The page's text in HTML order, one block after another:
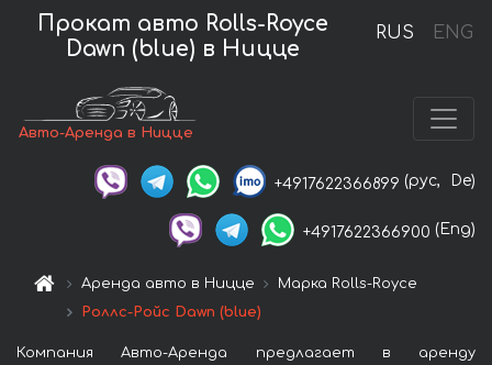
RUS ENG
Прокат авто Rolls-Royce
Dawn (blue) в Ницце
Авто-Аренда в Ницце
+4917622366899 (рус, De)
+4917622366900 (Eng)
Аренда авто в Ницце
Марка Rolls-Royce
Роллс-Ройс Dawn (blue)
Компания Авто-Аренда предлагает в аренду